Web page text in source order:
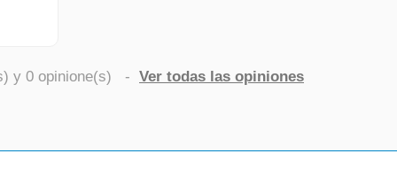
y 0 opinione(s) - Ver todas las opiniones